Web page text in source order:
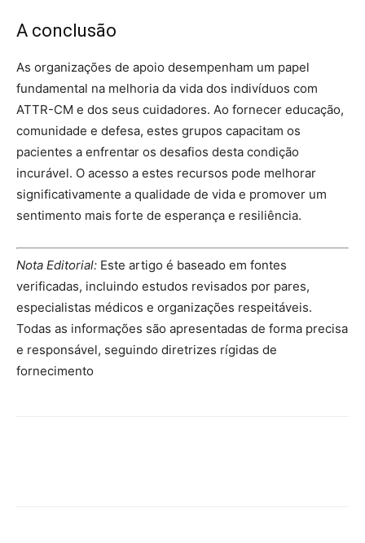
A conclusão
As organizações de apoio desempenham um papel
fundamental na melhoria da vida dos indivíduos com
ATTR-CM e dos seus cuidadores. Ao fornecer educação,
comunidade e defesa, estes grupos capacitam os
pacientes a enfrentar os desafios desta condição
incurável. O acesso a estes recursos pode melhorar
significativamente a qualidade de vida e promover um
sentimento mais forte de esperança e resiliência.
Nota Editorial: Este artigo é baseado em fontes
verificadas, incluindo estudos revisados por pares,
especialistas médicos e organizações respeitáveis.
Todas as informações são apresentadas de forma precisa
e responsável, seguindo diretrizes rígidas de
fornecimento